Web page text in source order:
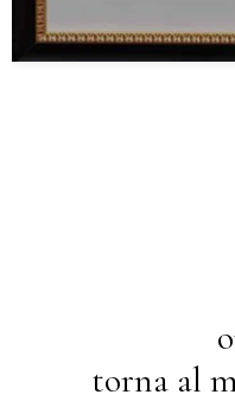
torna al